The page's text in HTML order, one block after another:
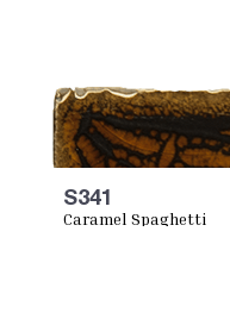
S341
Caramel Spaghetti